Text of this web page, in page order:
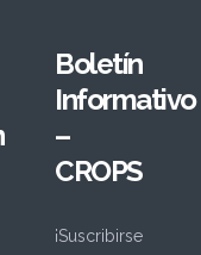
Boletín
Informativo
–
CROPS
¡Suscribirse